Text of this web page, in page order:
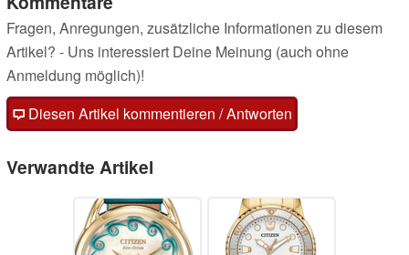
Fragen, Anregungen, zusätzliche Informationen zu diesem
Artikel? - Uns interessiert Deine Meinung (auch ohne
Anmeldung möglich)!
Diesen Artikel kommentieren / Antworten
Verwandte Artikel